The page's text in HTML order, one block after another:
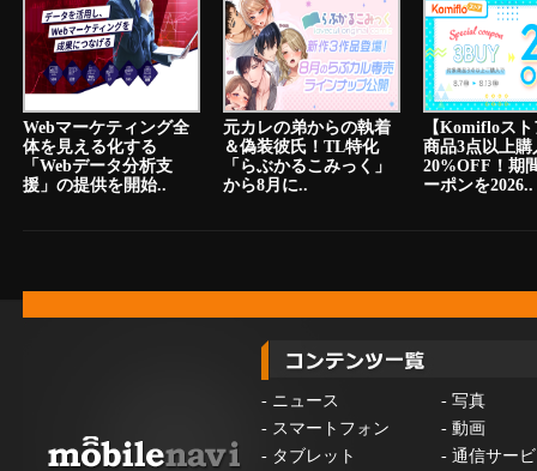
Webマーケティング全
体を見える化する
「Webデータ分析支
援」の提供を開始..
元カレの弟からの執着
＆偽装彼氏！TL特化
「らぶかるこみっく」
から8月に..
【Komifloス
商品3点以上購
20%OFF！期
ーポンを2026..
- ニュース - 写真
- スマートフォン - 動画
- タブレット - 通信サー